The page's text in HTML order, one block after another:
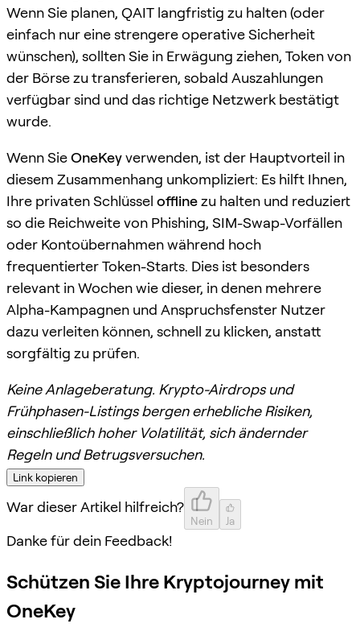
Wenn Sie planen, QAIT langfristig zu halten (oder
einfach nur eine strengere operative Sicherheit
wünschen), sollten Sie in Erwägung ziehen, Token von
der Börse zu transferieren, sobald Auszahlungen
verfügbar sind und das richtige Netzwerk bestätigt
wurde.
Wenn SieOneKeyverwenden, ist der Hauptvorteil in
diesem Zusammenhang unkompliziert: Es hilft Ihnen,
Ihre privaten Schlüssel offlinezu halten und reduziert
so die Reichweite von Phishing, SIM-Swap-Vorfällen
oder Kontoübernahmen während hoch
frequentierter Token-Starts. Dies ist besonders
relevant in Wochen wie dieser, in denen mehrere
Alpha-Kampagnen und Anspruchsfenster Nutzer
dazu verleiten können, schnell zu klicken, anstatt
sorgfältig zu prüfen.
Keine Anlageberatung. Krypto-Airdrops und
Frühphasen-Listings bergen erhebliche Risiken,
einschließlich hoher Volatilität, sich ändernder
Regeln und Betrugsversuchen.
Link kopieren
War dieser Artikel hilfreich?
Nein Ja
Danke für dein Feedback!
Schützen Sie Ihre Kryptojourney mit
OneKey